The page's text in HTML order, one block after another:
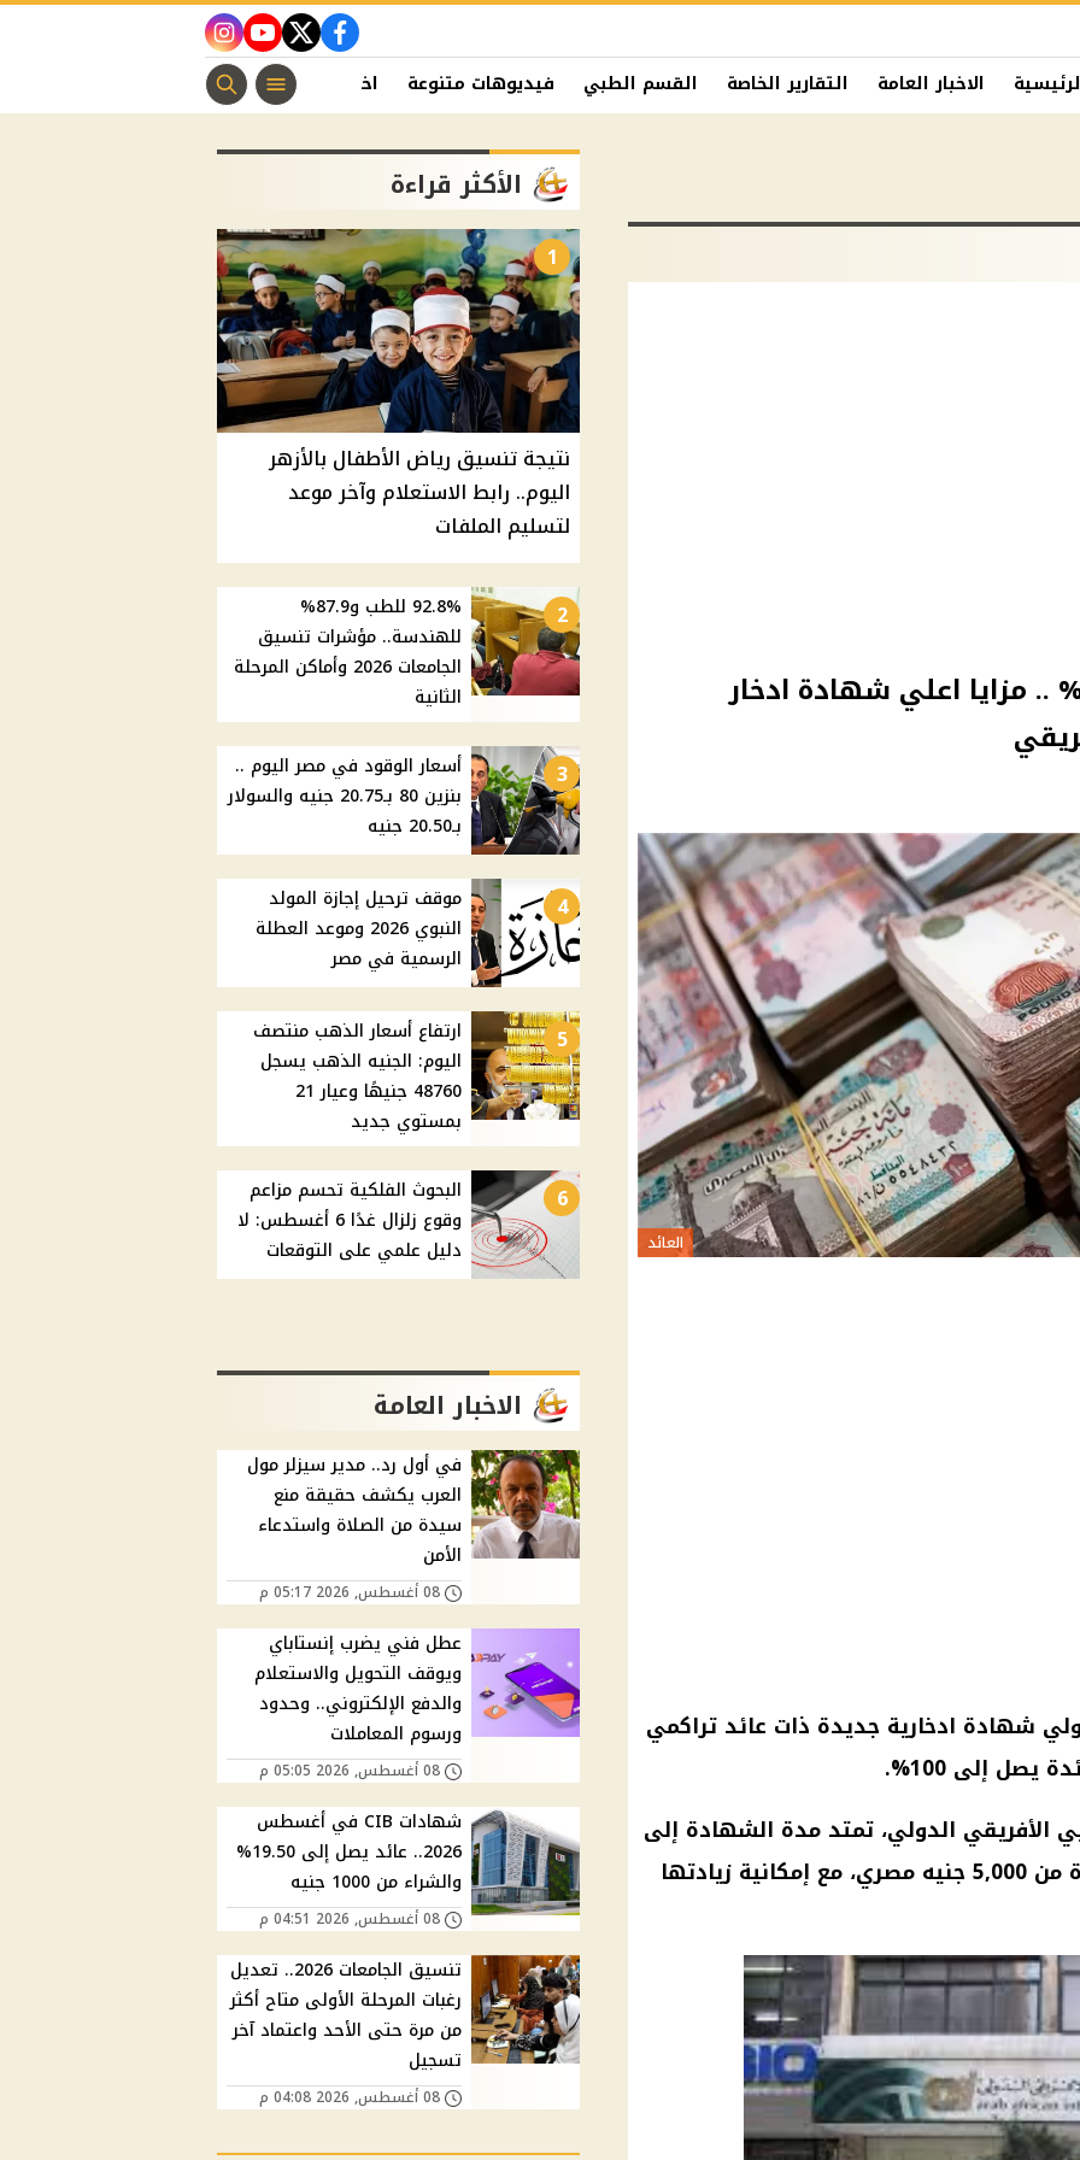
facebook
twitter
youtube
instagram
الاخبار العامة التقارير الخاصة القسم الطبي فيديوهات متنوعة اخبار الفن منوعات مسيحية
عائد يصل الى 100% .. مزايا اعلي شهادة ادخار
العائد
شهادة ادخارية جديدة ذات عائد تراكمي
يصل إلى 100%.
الأفريقي الدولي، تمتد مدة الشهادة إلى
من 5,000 جنيه مصري، مع إمكانية زيادتها
الأكثر قراءة
1
نتيجة تنسيق رياض الأطفال بالأزهر
اليوم.. رابط الاستعلام وآخر موعد
لتسليم الملفات
2
92.8% للطب و87.9%
للهندسة.. مؤشرات تنسيق
الجامعات 2026 وأماكن المرحلة
الثانية
3
أسعار الوقود في مصر اليوم ..
بنزين 80 بـ20.75 جنيه والسولار
بـ20.50 جنيه
4
موقف ترحيل إجازة المولد
النبوي 2026 وموعد العطلة
الرسمية في مصر
5
ارتفاع أسعار الذهب منتصف
اليوم: الجنيه الذهب يسجل
48760 جنيهًا وعيار 21
بمستوي جديد
6
البحوث الفلكية تحسم مزاعم
وقوع زلزال غدًا 6 أغسطس: لا
دليل علمي على التوقعات
الاخبار العامة
في أول رد.. مدير سيزلر مول
العرب يكشف حقيقة منع
سيدة من الصلاة واستدعاء
الأمن
08 أغسطس, 2026 05:17 م
عطل فني يضرب إنستاباي
ويوقف التحويل والاستعلام
والدفع الإلكتروني.. وحدود
ورسوم المعاملات
08 أغسطس, 2026 05:05 م
شهادات CIB في أغسطس
2026.. عائد يصل إلى 19.50%
والشراء من 1000 جنيه
08 أغسطس, 2026 04:51 م
تنسيق الجامعات 2026.. تعديل
رغبات المرحلة الأولى متاح أكثر
من مرة حتى الأحد واعتماد آخر
تسجيل
08 أغسطس, 2026 04:08 م